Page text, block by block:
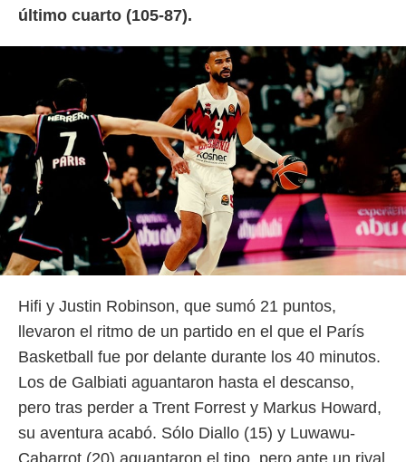
último cuarto (105-87).
Hifi y Justin Robinson, que sumó 21 puntos,
llevaron el ritmo de un partido en el que el París
Basketball fue por delante durante los 40 minutos.
Los de Galbiati aguantaron hasta el descanso,
pero tras perder a Trent Forrest y Markus Howard,
su aventura acabó. Sólo Diallo (15) y Luwawu-